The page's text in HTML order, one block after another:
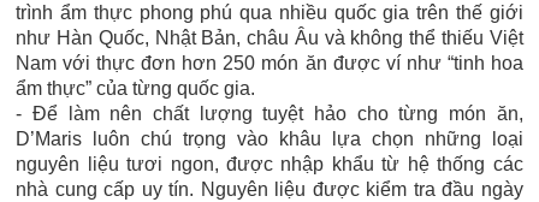
trình ẩm thực phong phú qua nhiều quốc gia trên thế giới
như Hàn Quốc, Nhật Bản, châu Âu và không thể thiếu Việt
Nam với thực đơn hơn 250 món ăn được ví như “tinh hoa
ẩm thực” của từng quốc gia.
- Để làm nên chất lượng tuyệt hảo cho từng món ăn,
D’Maris luôn chú trọng vào khâu lựa chọn những loại
nguyên liệu tươi ngon, được nhập khẩu từ hệ thống các
nhà cung cấp uy tín. Nguyên liệu được kiểm tra đầu ngày